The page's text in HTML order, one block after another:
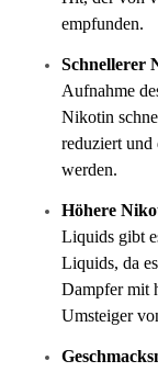
empfunden.
Schnellerer
Aufnahme
Nikotin
reduziert
werden.
Höhere
Liquids gibt
Liquids, da
Dampfer mit
Umsteiger